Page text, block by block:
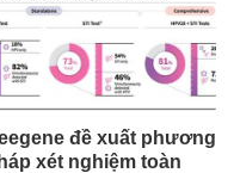
đề xuất phương
xét nghiệm toàn